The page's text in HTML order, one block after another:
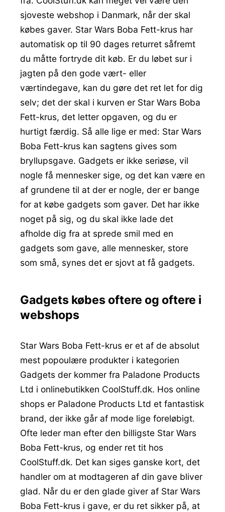
sjoveste webshop i Danmark, når der skal
købes gaver. Star Wars Boba Fett-krus har
automatisk op til 90 dages returret såfremt
du måtte fortryde dit køb. Er du løbet sur i
jagten på den gode vært- eller
værtindegave, kan du gøre det ret let for dig
selv; det der skal i kurven er Star Wars Boba
Fett-krus, det letter opgaven, og du er
hurtigt færdig. Så alle lige er med: Star Wars
Boba Fett-krus kan sagtens gives som
bryllupsgave. Gadgets er ikke seriøse, vil
nogle få mennesker sige, og det kan være en
af grundene til at der er nogle, der er bange
for at købe gadgets som gaver. Det har ikke
noget på sig, og du skal ikke lade det
afholde dig fra at sprede smil med en
gadgets som gave, alle mennesker, store
som små, synes det er sjovt at få gadgets.
Gadgets købes oftere og oftere i
webshops
Star Wars Boba Fett-krus er et af de absolut
mest popoulære produkter i kategorien
Gadgets der kommer fra Paladone Products
Ltd i onlinebutikken CoolStuff.dk. Hos online
shops er Paladone Products Ltd et fantastisk
brand, der ikke går af mode lige foreløbigt.
Ofte leder man efter den billigste Star Wars
Boba Fett-krus, og ender ret tit hos
CoolStuff.dk. Det kan siges ganske kort, det
handler om at modtageren af din gave bliver
glad. Når du er den glade giver af Star Wars
Boba Fett-krus i gave, er du ret sikker på, at